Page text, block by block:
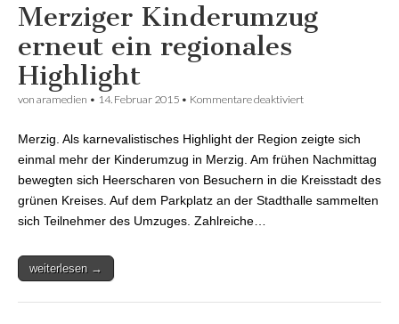
Merziger Kinderumzug
erneut ein regionales
Highlight
von aramedien • 14. Februar 2015 • Kommentare deaktiviert
regionales Highlight
Merzig. Als karnevalistisches Highlight der Region zeigte sich
einmal mehr der Kinderumzug in Merzig. Am frühen Nachmittag
bewegten sich Heerscharen von Besuchern in die Kreisstadt des
grünen Kreises. Auf dem Parkplatz an der Stadthalle sammelten
sich Teilnehmer des Umzuges. Zahlreiche…
weiterlesen →